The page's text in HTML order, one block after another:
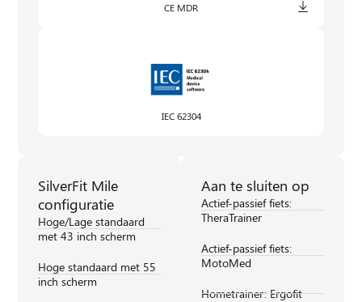
CE MDR
IEC 62304
SilverFit Mile
configuratie
Hoge/Lage standaard
met 43 inch scherm
Hoge standaard met 55
inch scherm
Aan te sluiten op
Actief-passief fiets:
TheraTrainer
Actief-passief fiets:
MotoMed
Hometrainer: Ergofit